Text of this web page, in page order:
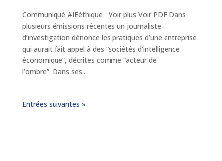
Communiqué #IEéthique Voir plus Voir PDF Dans
plusieurs émissions récentes un journaliste
d’investigation dénonce les pratiques d’une entreprise
qui aurait fait appel à des “sociétés d’intelligence
économique”, décrites comme “acteur de
l’ombre”. Dans ses...
Entrées suivantes »